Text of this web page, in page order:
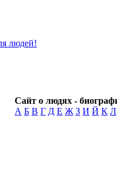
Сайт о людях -
А Б В Г Д Е Ж З И Й К Л